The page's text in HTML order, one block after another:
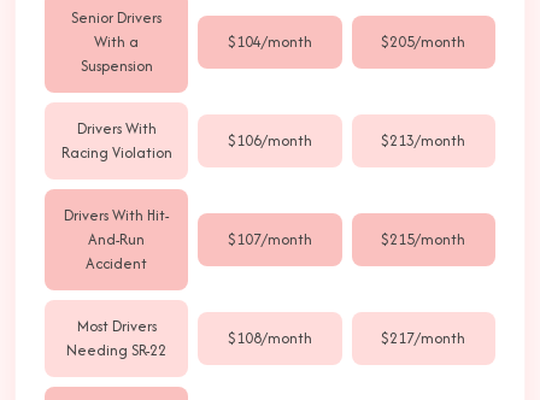
Senior Drivers
With a
Suspension
$104/month $205/month
Drivers With
Racing Violation
$106/month $213/month
Drivers With Hit-
And-Run
Accident
$107/month $215/month
Most Drivers
Needing SR-22
$108/month $217/month